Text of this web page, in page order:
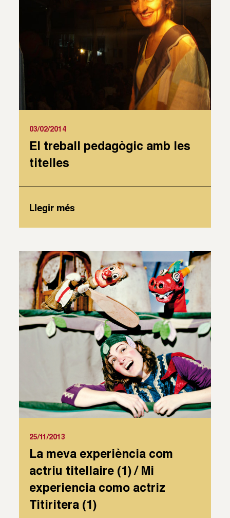
03/02/2014
El treball pedagògic amb les
titelles
Llegir més
25/11/2013
La meva experiència com
actriu titellaire (1) / Mi
experiencia como actriz
Titiritera (1)